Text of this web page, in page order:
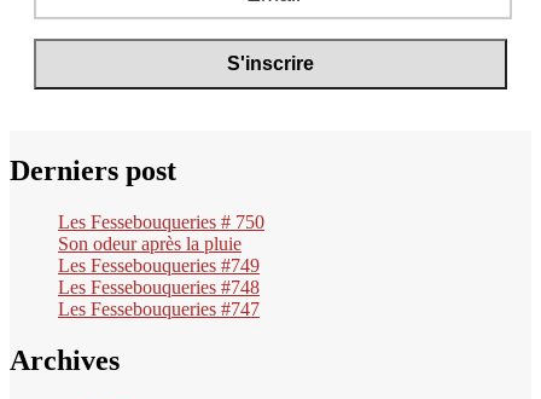
Derniers post
Les Fessebouqueries # 750
Son odeur après la pluie
Les Fessebouqueries #749
Les Fessebouqueries #748
Les Fessebouqueries #747
Archives